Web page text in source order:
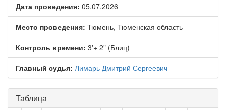
Дата проведения: 05.07.2026
Место проведения: Тюмень, Тюменская область
Контроль времени: 3'+ 2" (Блиц)
Главный судья: Лимарь Дмитрий Сергеевич
Таблица